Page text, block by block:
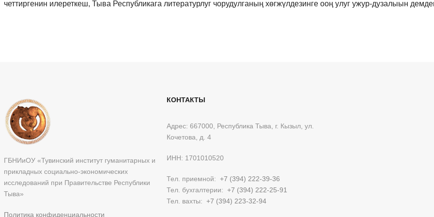
четтиргенин илереткеш, Тыва Республикага литературлуг чорудулганың хөгжүлдезинге ооң улуг ужур-дузалыын
ГБНИиОУ «Тувинский институт гуманитарных и
прикладных социально-экономических
исследований при Правительстве Республики
Тыва»
Политика конфиденциальности
КОНТАКТЫ
Адрес: 667000, Республика Тыва, г. Кызыл, ул.
Кочетова, д. 4
ИНН: 1701010520
Тел. приемной: +7 (394) 222-39-36
Тел. бухгалтерии: +7 (394) 222-25-91
Тел. вахты: +7 (394) 223-32-94